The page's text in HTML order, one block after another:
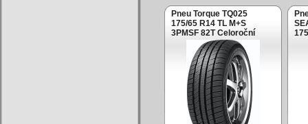
Pneu Torque TQ025
175/65 R14 TL M+S
3PMSF 82T Celoroční